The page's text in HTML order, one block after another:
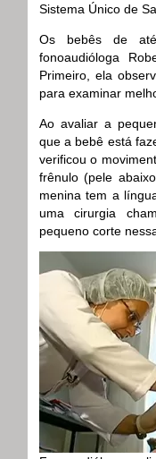
Sistema Único de
Os bebês de
fonoaudióloga
Primeiro, ela
para examinar
Ao avaliar a
que a bebê está
verificou o
frênulo (pele
menina tem a
uma cirurgia
pequeno corte